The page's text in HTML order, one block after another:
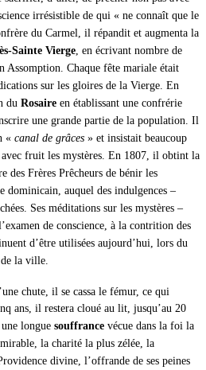
irrésistible de qui « ne connaît que le
du Carmel, il répandit et augmenta la
Sainte Vierge , en écrivant nombre de
Assomption. Chaque fête mariale était
sur les gloires de la Vierge. En
du Rosaire en établissant une confrérie
une grande partie de la population. Il
« canal de grâces » et insistait beaucoup
avec fruit les mystères. En 1807, il obtint la
des Frères Prêcheurs de bénir les
dominicain, auquel des indulgences –
Ses méditations sur les mystères –
de conscience, à la contrition des
d’être utilisées aujourd’hui, lors du
la ville.
chute, il se cassa le fémur, ce qui
ans, il restera cloué au lit, jusqu’au 20
longue souffrance vécue dans la foi la
la charité la plus zélée, la
divine, l’offrande de ses peines